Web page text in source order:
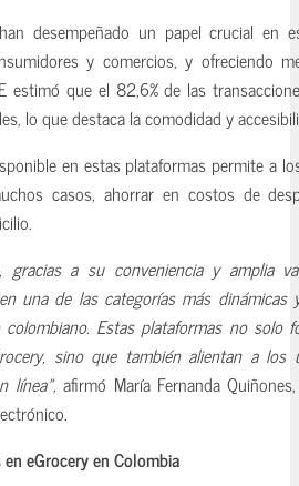
desempeñado un papel crucial en
y comercios, y ofreciendo
estimó que el 82,6% de las
lo que destaca la comodidad y
en estas plataformas permite a
casos, ahorrar en costos de
gracias a su conveniencia y amplia
una de las categorías más
Estas plataformas no solo
sino que también alientan a los
línea», afirmó María Fernanda
eGrocery en Colombia